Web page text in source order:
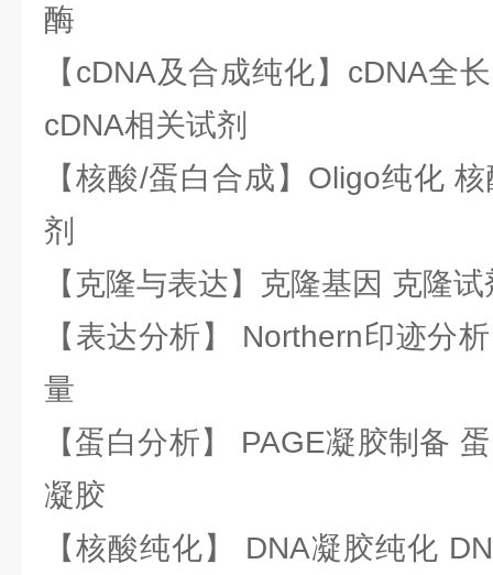
酶
【cDNA及合成纯化】cDNA全
cDNA相关试剂
【核酸/蛋白合成】Oligo纯化
剂
【克隆与表达】克隆基因 克隆
【表达分析】 Northern印迹分
量
【蛋白分析】 PAGE凝胶制备
凝胶
【核酸纯化】 DNA凝胶纯化